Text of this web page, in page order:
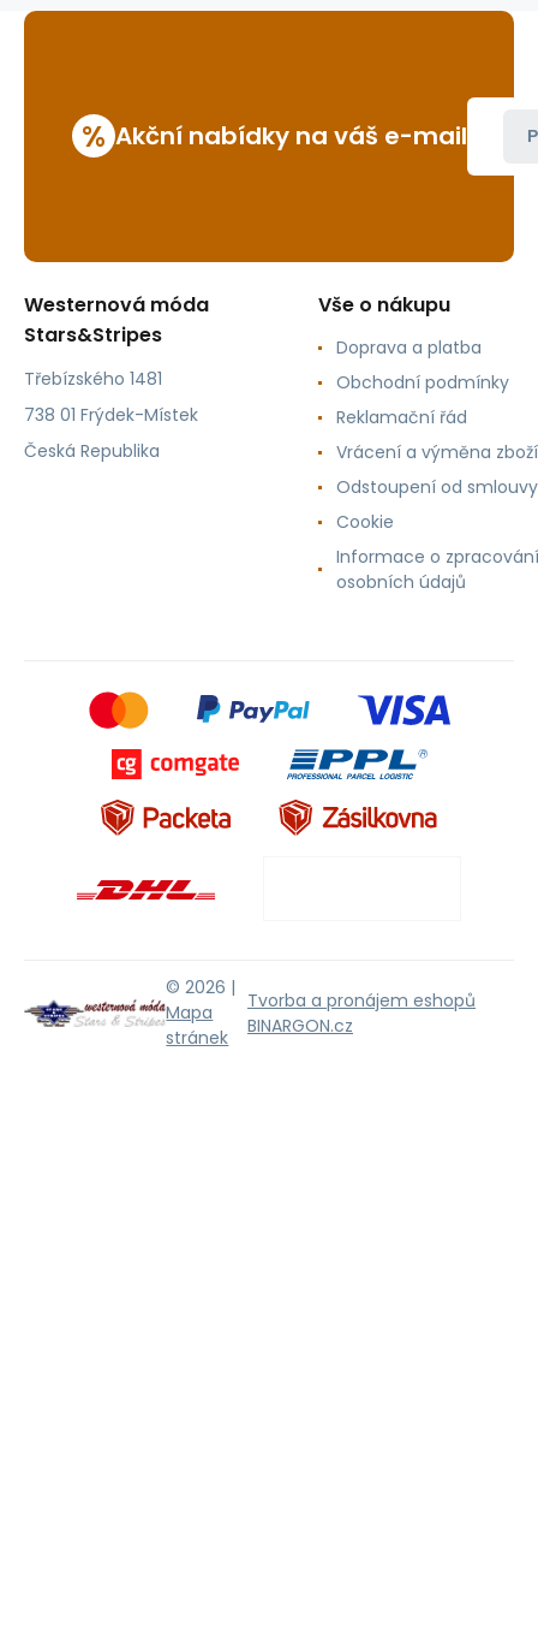
% Akční nabídky na váš e-mail
Westernová móda
Stars&Stripes
Třebízského 1481
738 01 Frýdek-Místek
Česká Republika
Vše o nákupu
Doprava a platba
Obchodní podmínky
Reklamační řád
Vrácení a výměna zboží
Odstoupení od smlouvy
Cookie
Informace o zpracování
osobních údajů
© 2026 |
Mapa
stránek
Tvorba a pronájem eshopů
BINARGON.cz